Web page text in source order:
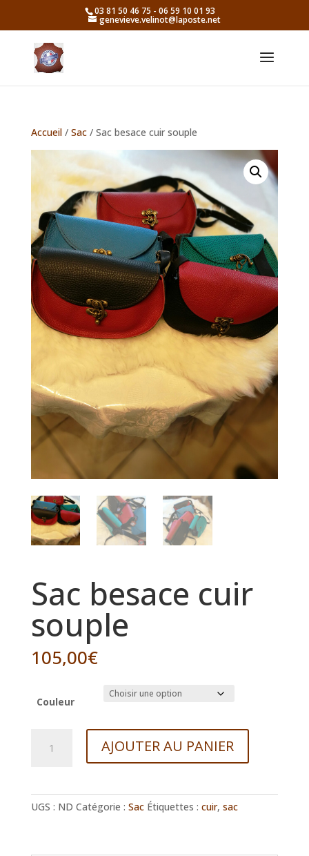
03 81 50 46 75 - 06 59 10 01 93
genevieve.velinot@laposte.net
Accueil/ Sac/ Sac besace cuir souple
Sac besace cuir
souple
105,00€
Couleur
AJOUTER AU PANIER
UGS : ND Catégorie : Sac Étiquettes : cuir, sac